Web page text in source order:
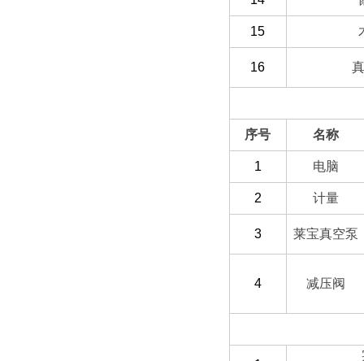
15
16
序号 名称
1 电脑
2 计量
3 莱宝真空泵
4 减压阀